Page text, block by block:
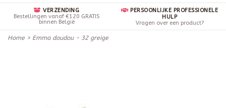
VERZENDING
Bestellingen vanaf €120 GRATIS
binnen België
PERSOONLIJKE PROFESSIONELE
HULP
Vragen over een product?
Home > Emma doudou - 32 greige